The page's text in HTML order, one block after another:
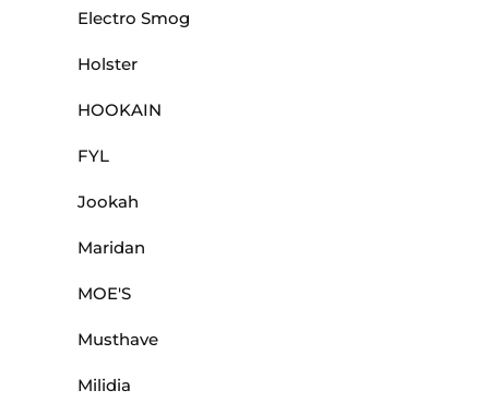
Electro Smog
Holster
HOOKAIN
FYL
Jookah
Maridan
MOE'S
Musthave
Milidia